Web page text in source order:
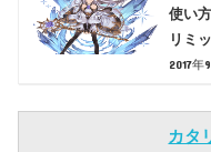
使い
リミ
2017年
カタ